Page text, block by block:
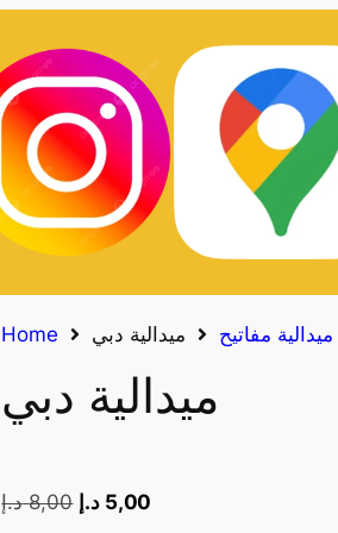
Home ميدالية مفاتيح ميدالية دبي
ميدالية دبي
8,00 د.إ 5,00 د.إ